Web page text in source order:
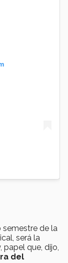
semestre de la
será la
papel que, dijo,
del